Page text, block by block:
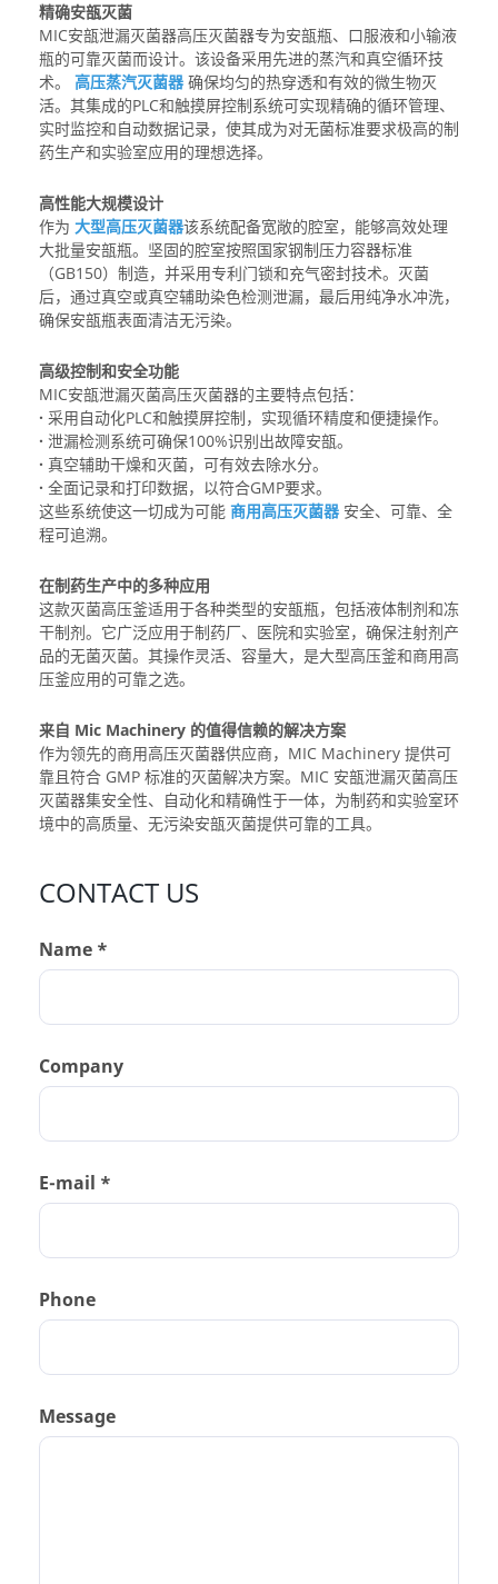
精确安瓿灭菌
MIC安瓿泄漏灭菌器高压灭菌器专为安瓿瓶、口服液和小输液
瓶的可靠灭菌而设计。该设备采用先进的蒸汽和真空循环技
术。 高压蒸汽灭菌器确保均匀的热穿透和有效的微生物灭
活。其集成的PLC和触摸屏控制系统可实现精确的循环管理、
实时监控和自动数据记录，使其成为对无菌标准要求极高的制
药生产和实验室应用的理想选择。
高性能大规模设计
作为 大型高压灭菌器该系统配备宽敞的腔室，能够高效处理
大批量安瓿瓶。坚固的腔室按照国家钢制压力容器标准
（GB150）制造，并采用专利门锁和充气密封技术。灭菌
后，通过真空或真空辅助染色检测泄漏，最后用纯净水冲洗，
确保安瓿瓶表面清洁无污染。
高级控制和安全功能
MIC安瓿泄漏灭菌高压灭菌器的主要特点包括：
· 采用自动化PLC和触摸屏控制，实现循环精度和便捷操作。
· 泄漏检测系统可确保100%识别出故障安瓿。
· 真空辅助干燥和灭菌，可有效去除水分。
· 全面记录和打印数据，以符合GMP要求。
这些系统使这一切成为可能 商用高压灭菌器安全、可靠、全
程可追溯。
在制药生产中的多种应用
这款灭菌高压釜适用于各种类型的安瓿瓶，包括液体制剂和冻
干制剂。它广泛应用于制药厂、医院和实验室，确保注射剂产
品的无菌灭菌。其操作灵活、容量大，是大型高压釜和商用高
压釜应用的可靠之选。
来自 Mic Machinery 的值得信赖的解决方案
作为领先的商用高压灭菌器供应商，MIC Machinery 提供可
靠且符合 GMP 标准的灭菌解决方案。MIC 安瓿泄漏灭菌高压
灭菌器集安全性、自动化和精确性于一体，为制药和实验室环
境中的高质量、无污染安瓿灭菌提供可靠的工具。
CONTACT US
Name *
Company
E-mail *
Phone
Message